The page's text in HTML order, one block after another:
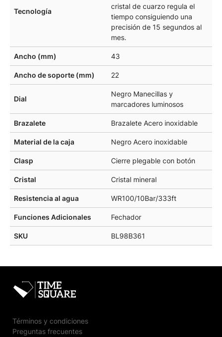
Tecnología
cristal de cuarzo regula el
tiempo consiguiendo una
precisión de 15 segundos al
mes.
Ancho (mm) 43
Ancho de soporte (mm) 22
Dial
Negro Manecillas y
marcadores luminosos
Brazalete Brazalete Acero inoxidable
Material de la caja Negro Acero inoxidable
Clasp Cierre plegable con botón
Cristal Cristal mineral
Resistencia al agua WR100/10Bar/333ft
Funciones Adicionales Fechador
SKU BL98B361
Términos y condiciones
Preguntas frecuentes